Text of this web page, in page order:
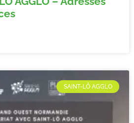
SAINT-LÔ AGGLO